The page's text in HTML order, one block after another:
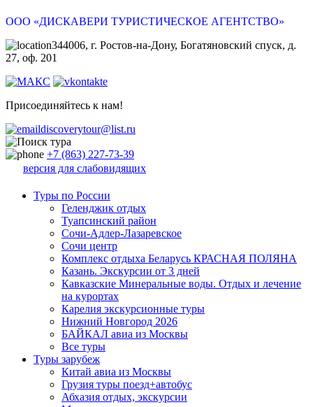
ООО «ДИСКАВЕРИ ТУРИСТИЧЕСКОЕ АГЕНТСТВО»
344006, г. Ростов-на-Дону, Богатяновский спуск, д.
27, оф. 201
Присоединяйтесь к нам!
discoverytour@list.ru
+7 (863) 227-73-39
версия для слабовидящих
Туры по России
Геленджик отдых
Туапсинский район
Сочи-Адлер-Лазаревское
Сочи центр
Комплекс отдыха Беларусь КРАСНАЯ ПОЛЯНА
Казань. Экскурсии от 3 дней
Кавказские Минеральные воды. Отдых и лечение
на курортах
Карелия экскурсионные туры
Нижний Новгород 2026
БАЙКАЛ авиа из Москвы
Все туры
Туры зарубеж
Китай авиа из Москвы
Грузия туры поезд+автобус
Абхазия отдых, экскурсии